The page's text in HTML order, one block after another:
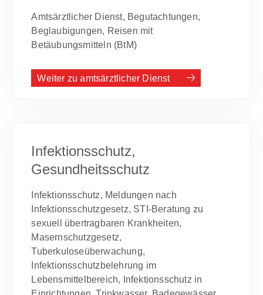
Amtsärztlicher Dienst, Begutachtungen,
Beglaubigungen, Reisen mit
Betäubungsmitteln (BtM)
Weiter zu amtsärztlicher Dienst
Infektionsschutz,
Gesundheitsschutz
Infektionsschutz, Meldungen nach
Infektionsschutzgesetz, STI-Beratung zu
sexuell übertragbaren Krankheiten,
Masernschutzgesetz,
Tuberkuloseüberwachung,
Infektionsschutzbelehrung im
Lebensmittelbereich, Infektionsschutz in